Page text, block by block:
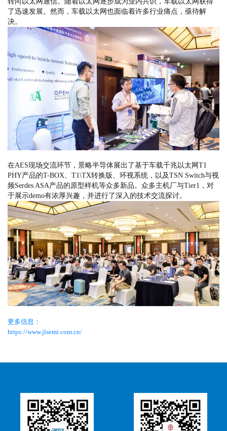
了迅速发展。然而，车载以太网也面临着许多行业痛点，亟待解
决。
在AES现场交流环节，景略半导体展出了基于车载千兆以太网T1
PHY产品的T-BOX、T1\TX转换版、环视系统，以及TSN Switch与视
频Serdes ASA产品的原型样机等众多新品。众多主机厂与Tier1，对
于展示demo有浓厚兴趣，并进行了深入的技术交流探讨。
更多信息：
https://www.jlsemi.com.cn/